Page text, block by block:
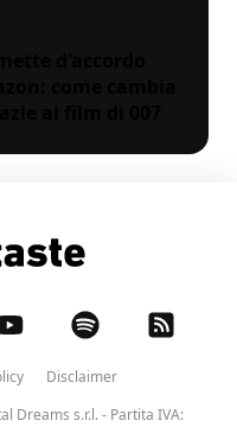
d'accordo
come cambia
Disclaimer
Dreams s.r.l.- Partita IVA: